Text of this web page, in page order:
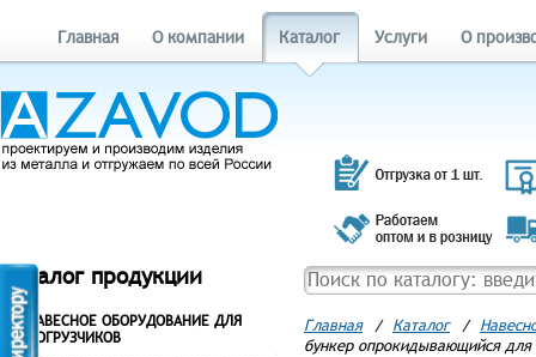
Главная О компании Каталог Услуги О
Каталог продукции
НАВЕСНОЕ ОБОРУДОВАНИЕ ДЛЯ
ПОГРУЗЧИКОВ
Главная / Каталог /
бункер опрокидывающийся для